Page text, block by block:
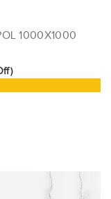
1000X1000